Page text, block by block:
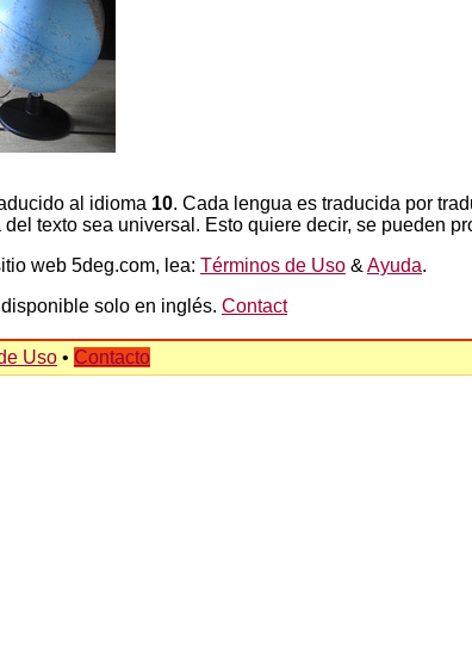
al idioma 10. Cada lengua es traducida por
texto sea universal. Esto quiere decir, se pueden
web 5deg.com, lea: Términos de Uso & Ayuda.
solo en inglés. Contact
Uso • Contacto